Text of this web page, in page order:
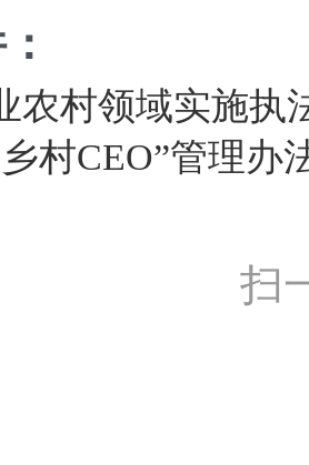
农村领域实施执
乡村CEO”管理
扫